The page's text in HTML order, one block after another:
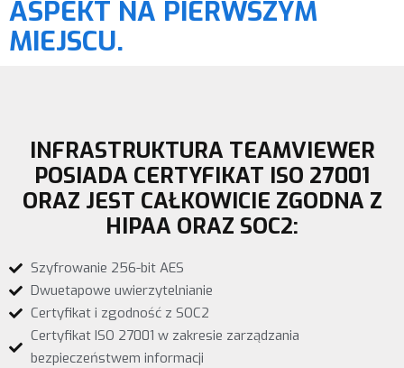
ASPEKT NA PIERWSZYM
MIEJSCU.
INFRASTRUKTURA TEAMVIEWER
POSIADA CERTYFIKAT ISO 27001
ORAZ JEST CAŁKOWICIE ZGODNA Z
HIPAA ORAZ SOC2:
Szyfrowanie 256-bit AES
Dwuetapowe uwierzytelnianie
Certyfikat i zgodność z SOC2
Certyfikat ISO 27001 w zakresie zarządzania
bezpieczeństwem informacji